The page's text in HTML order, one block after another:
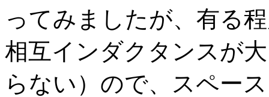
ってみましたが、有る
相互インダクタンスが
らない）ので、スペー